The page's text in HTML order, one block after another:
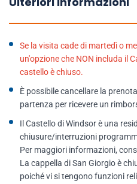
Se la visita cade di martedì o
un'opzione che NON includa il
castello è chiuso.
È possibile cancellare la
partenza per ricevere un
Il Castello di Windsor è una
chiusure/interruzioni
Per maggiori informazioni,
La cappella di San Giorgio è
poiché vi si tengono funzioni